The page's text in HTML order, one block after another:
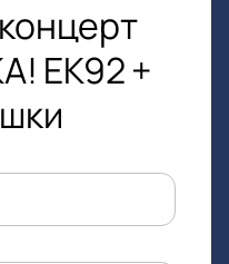
ЕК92 +